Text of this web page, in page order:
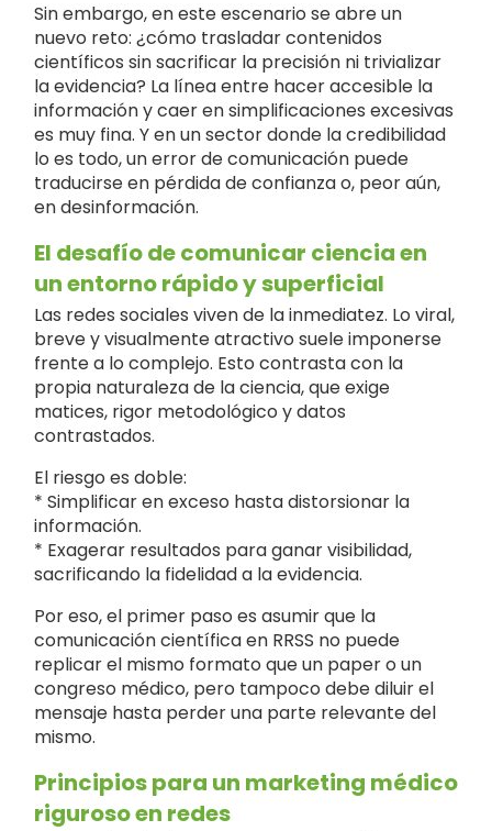
Sin embargo, en este escenario se abre un
nuevo reto: ¿cómo trasladar contenidos
científicos sin sacrificar la precisión ni trivializar
la evidencia? La línea entre hacer accesible la
información y caer en simplificaciones excesivas
es muy fina. Y en un sector donde la credibilidad
lo es todo, un error de comunicación puede
traducirse en pérdida de confianza o, peor aún,
en desinformación.
El desafío de comunicar ciencia en
un entorno rápido y superficial
Las redes sociales viven de la inmediatez. Lo viral,
breve y visualmente atractivo suele imponerse
frente a lo complejo. Esto contrasta con la
propia naturaleza de la ciencia, que exige
matices, rigor metodológico y datos
contrastados.
El riesgo es doble:
* Simplificar en exceso hasta distorsionar la
información.
* Exagerar resultados para ganar visibilidad,
sacrificando la fidelidad a la evidencia.
Por eso, el primer paso es asumir que la
comunicación científica en RRSS no puede
replicar el mismo formato que un paper o un
congreso médico, pero tampoco debe diluir el
mensaje hasta perder una parte relevante del
mismo.
Principios para un marketing médico
riguroso en redes